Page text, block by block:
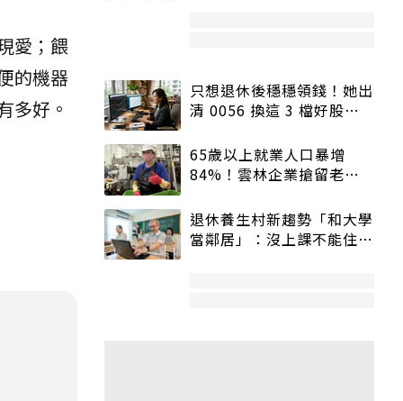
愛；餵
的機器
多好。
只想退休後穩穩領錢！她出
清 0056 換這 3 檔好股：
65歲以上就業人口暴增
84%！雲林企業搶留老員
退休養生村新趨勢「和大學
當鄰居」：沒上課不能住、